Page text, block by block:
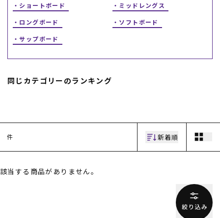
スケートTOP
中古/アウトレット サー
下取り保証について
ショートボード
ミッドレングス
ロングボード
ソフトボード
サップボード
同じカテゴリーのランキング
件 新着順
該当する商品がありません。